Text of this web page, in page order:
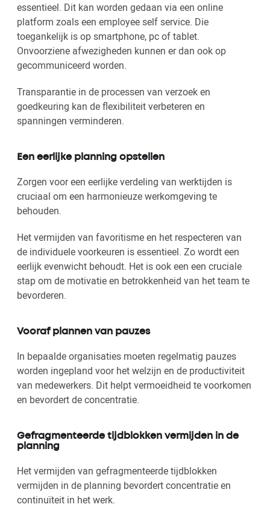
essentieel. Dit kan worden gedaan via een online
platform zoals een employee self service. Die
toegankelijk is op smartphone, pc of tablet.
Onvoorziene afwezigheden kunnen er dan ook op
gecommuniceerd worden.
Transparantie in de processen van verzoek en
goedkeuring kan de flexibiliteit verbeteren en
spanningen verminderen.
Een eerlijke planning opstellen
Zorgen voor een eerlijke verdeling van werktijden is
cruciaal om een harmonieuze werkomgeving te
behouden.
Het vermijden van favoritisme en het respecteren van
de individuele voorkeuren is essentieel. Zo wordt een
eerlijk evenwicht behoudt. Het is ook een een cruciale
stap om de motivatie en betrokkenheid van het team te
bevorderen.
Vooraf plannen van pauzes
In bepaalde organisaties moeten regelmatig pauzes
worden ingepland voor het welzijn en de productiviteit
van medewerkers. Dit helpt vermoeidheid te voorkomen
en bevordert de concentratie.
Gefragmenteerde tijdblokken vermijden in de
planning
Het vermijden van gefragmenteerde tijdblokken
vermijden in de planning bevordert concentratie en
continuïteit in het werk.